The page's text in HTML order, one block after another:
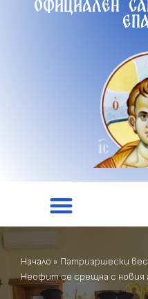
Официален
Начало » Патриаршески
Неофит се срещна с новия